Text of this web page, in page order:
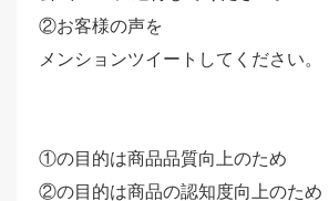
②お客様の声を
メンションツイートしてください。
①の目的は商品品質向上のため
②の目的は商品の認知度向上のため